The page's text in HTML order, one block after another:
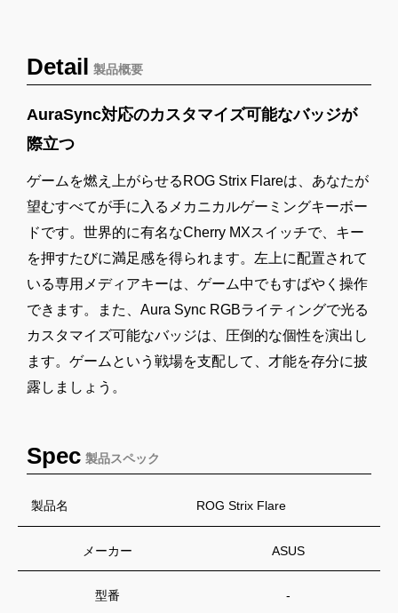
Detail 製品概要
AuraSync対応のカスタマイズ可能なバッジが
際立つ
ゲームを燃え上がらせるROG Strix Flareは、あなたが
望むすべてが手に入るメカニカルゲーミングキーボー
ドです。世界的に有名なCherry MXスイッチで、キー
を押すたびに満足感を得られます。左上に配置されて
いる専用メディアキーは、ゲーム中でもすばやく操作
できます。また、Aura Sync RGBライティングで光る
カスタマイズ可能なバッジは、圧倒的な個性を演出し
ます。ゲームという戦場を支配して、才能を存分に披
露しましょう。
Spec 製品スペック
製品名 ROG Strix Flare
メーカー ASUS
型番 -